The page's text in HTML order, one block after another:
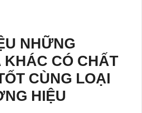
NHỮNG
KHÁC CÓ CHẤT
CÙNG LOẠI
HIỆU